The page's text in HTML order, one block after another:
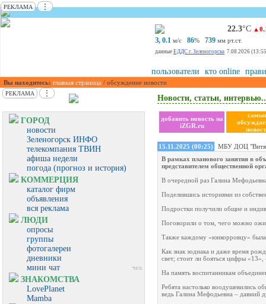
РЕКЛАМА ⋮
22.3°С
З, 0.1 м/с 86% 739 мм рт.ст.
данные ЕДДС г. Зеленогорска 7.08.2026
пользователи кто online
Вы находитесь: главная страница / обсуждение новости
РЕКЛАМА ⋮
ГОРОД
новости
Зеленогорск ИНФО
телекомпания ТВИН
афиша недели
погода (прогноз и история)
КОММЕРЦИЯ
каталог фирм
объявления
вся реклама
ЛЮДИ
опросы
группы
фотогалереи
дневники
мини чат
чел.
ЗНАКОМСТВА
LovePlanet
Mamba
Новости, статьи,
добавить новость на
iZGR.ru
15.11.2025 (00:25)
МБУ ДОЦ
В рамках планового занятия в
представителем общественной
В очередной раз Галина
Поделившись историями из
Подростки получили общие и
Поговорили о том, чего можно
Также каждому «юнкорровцу» была
Как знак зодиака и даже время
свет; стоит ли бояться цифры
На память воспитанникам
Ребята настолько воодушевились
ведь Галина Мефодьевна – давний